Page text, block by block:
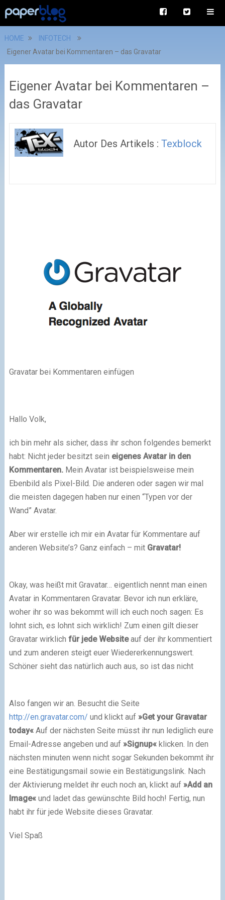
HOME
INFOTECH
Eigener Avatar bei Kommentaren – das Gravatar
Eigener Avatar bei Kommentaren –
das Gravatar
Autor Des Artikels :Texblock
Gravatar bei Kommentaren einfügen
Hallo Volk,
ich bin mehr als sicher, dass ihr schon folgendes bemerkt
habt: Nicht jeder besitzt sein eigenes Avatar in den
Kommentaren.Mein Avatar ist beispielsweise mein
Ebenbild als Pixel-Bild. Die anderen oder sagen wir mal
die meisten dagegen haben nur einen “Typen vor der
Wand” Avatar.
Aber wir erstelle ich mir ein Avatar für Kommentare auf
anderen Website’s? Ganz einfach – mit Gravatar!
Okay, was heißt mit Gravatar… eigentlich nennt man einen
Avatar in Kommentaren Gravatar. Bevor ich nun erkläre,
woher ihr so was bekommt will ich euch noch sagen: Es
lohnt sich, es lohnt sich wirklich! Zum einen gilt dieser
Gravatar wirklich für jede Websiteauf der ihr kommentiert
und zum anderen steigt euer Wiedererkennungswert.
Schöner sieht das natürlich auch aus, so ist das nicht
Also fangen wir an. Besucht die Seite
http://en.gravatar.com/ und klickt auf »Get your Gravatar
today«Auf der nächsten Seite müsst ihr nun lediglich eure
Email-Adresse angeben und auf»Signup«klicken. In den
nächsten minuten wenn nicht sogar Sekunden bekommt ihr
eine Bestätigungsmail sowie ein Bestätigungslink. Nach
der Aktivierung meldet ihr euch noch an, klickt auf »Add an
Image«und ladet das gewünschte Bild hoch! Fertig, nun
habt ihr für jede Website dieses Gravatar.
Viel Spaß